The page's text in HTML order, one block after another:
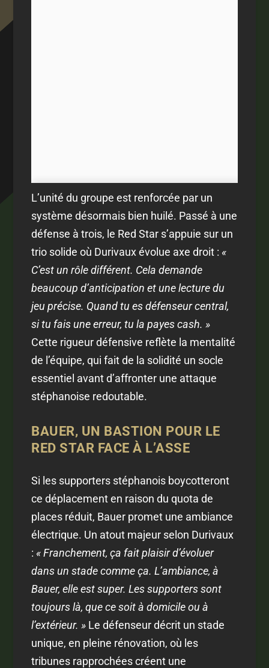
L’unité du groupe est renforcée par un
système désormais bien huilé. Passé à une
défense à trois, le Red Star s’appuie sur un
trio solide où Durivaux évolue axe droit :«
C’est un rôle différent. Cela demande
beaucoup d’anticipation et une lecture du
jeu précise. Quand tu es défenseur central,
si tu fais une erreur, tu la payes cash. »
Cette rigueur défensive reflète la mentalité
de l’équipe, qui fait de la solidité un socle
essentiel avant d’affronter une attaque
stéphanoise redoutable.
BAUER, UN BASTION POUR LE
RED STAR FACE À L’ASSE
Si les supporters stéphanois boycotteront
ce déplacement en raison du quota de
places réduit, Bauer promet une ambiance
électrique. Un atout majeur selon Durivaux
:« Franchement, ça fait plaisir d’évoluer
dans un stade comme ça. L’ambiance, à
Bauer, elle est super. Les supporters sont
toujours là, que ce soit à domicile ou à
l’extérieur. » Le défenseur décrit un stade
unique, en pleine rénovation, où les
tribunes rapprochées créent une